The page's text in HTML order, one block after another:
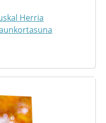
Herria